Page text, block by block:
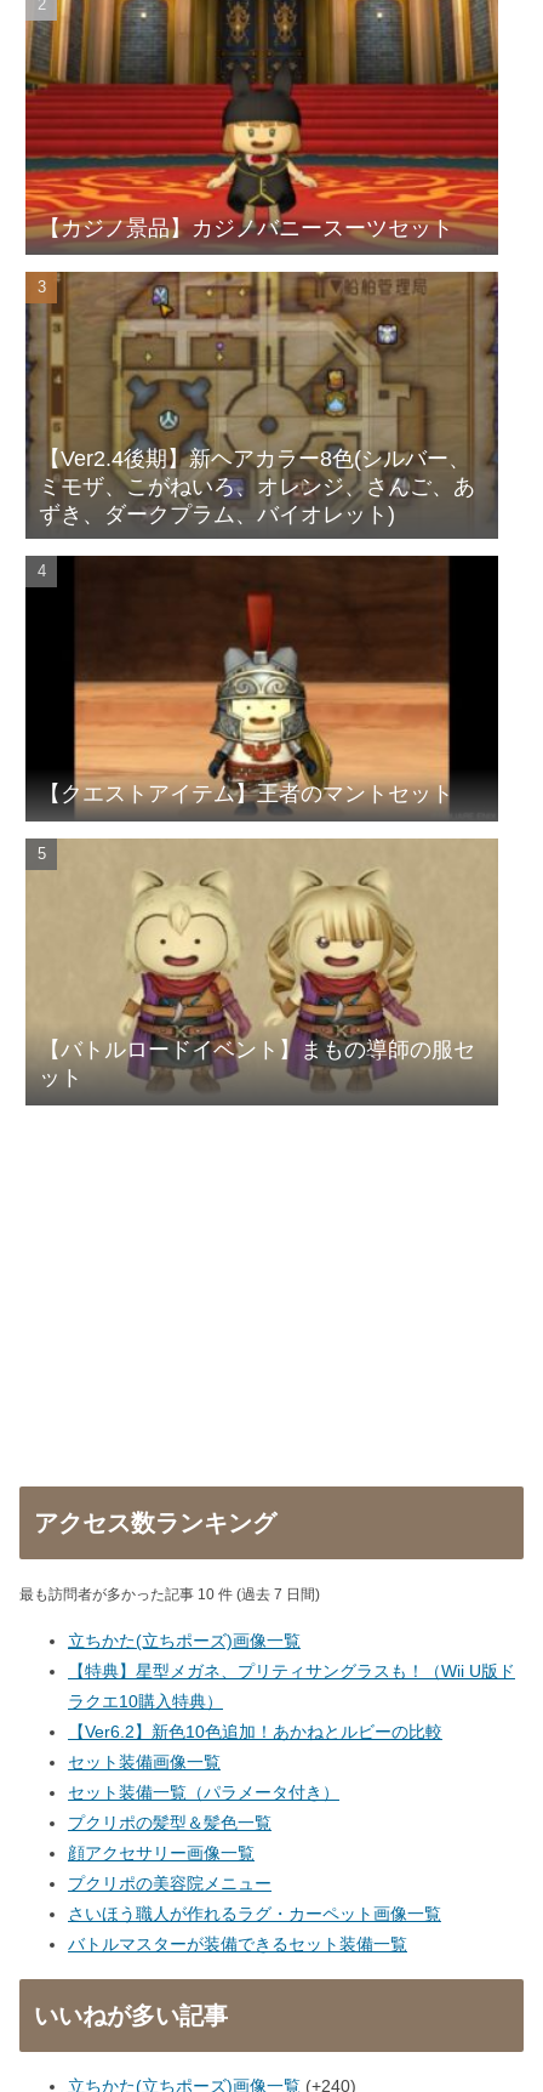
【カジノ景品】カジノバニースーツセット
【Ver2.4後期】新ヘアカラー8色(シルバー、
ミモザ、こがねいろ、オレンジ、さんご、あ
ずき、ダークプラム、バイオレット)
【クエストアイテム】王者のマントセット
【バトルロードイベント】まもの導師の服セ
ット
アクセス数ランキング
最も訪問者が多かった記事 10 件 (過去 7 日間)
立ちかた(立ちポーズ)画像一覧
【特典】星型メガネ、プリティサングラスも！（Wii U版ド
ラクエ10購入特典）
【Ver6.2】新色10色追加！あかねとルビーの比較
セット装備画像一覧
セット装備一覧（パラメータ付き）
プクリポの髪型＆髪色一覧
顔アクセサリー画像一覧
プクリポの美容院メニュー
さいほう職人が作れるラグ・カーペット画像一覧
バトルマスターが装備できるセット装備一覧
いいねが多い記事
立ちかた(立ちポーズ)画像一覧 +240